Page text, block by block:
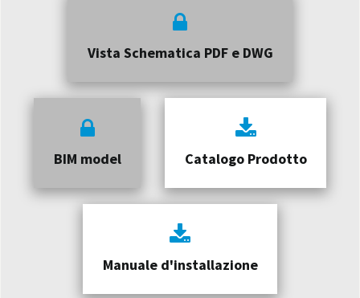
Vista Schematica PDF e DWG
BIM model Catalogo Prodotto
Manuale d'installazione